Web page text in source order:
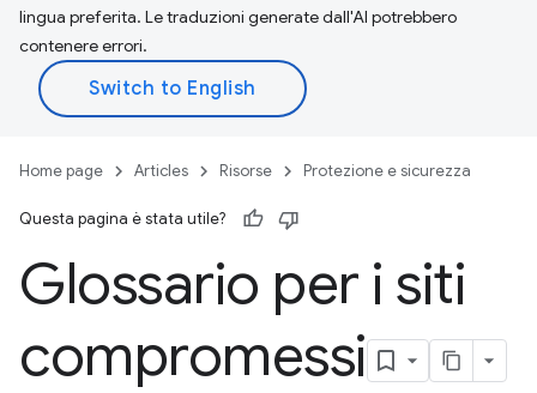
lingua preferita. Le traduzioni generate dall'AI potrebbero
contenere errori.
Home page Articles Risorse Protezione e sicurezza
Questa pagina è stata utile?
Glossario per i siti
compromessi